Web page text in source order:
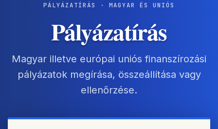
PÁLYÁZATÍRÁS · MAGYAR ÉS UNIÓS
Pályázatírás
Magyar illetve európai uniós finanszírozási
pályázatok megírása, összeállítása vagy
ellenőrzése.